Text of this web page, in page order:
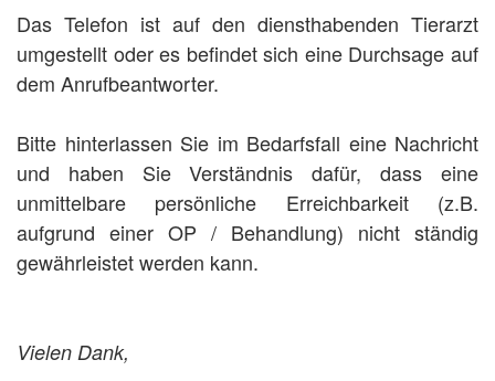
Das Telefon ist auf den diensthabenden Tierarzt
umgestellt oder es befindet sich eine Durchsage auf
dem Anrufbeantworter.
Bitte hinterlassen Sie im Bedarfsfall eine Nachricht
und haben Sie Verständnis dafür, dass eine
unmittelbare persönliche Erreichbarkeit (z.B.
aufgrund einer OP / Behandlung) nicht ständig
gewährleistet werden kann.
Vielen Dank,